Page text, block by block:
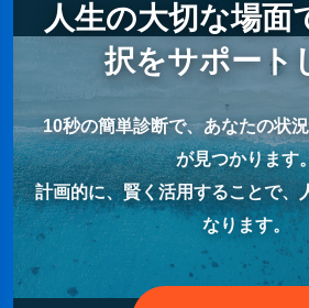
人生の大切な場面
択をサポート
10秒の簡単診断で、あなたの状
が見つかります
計画的に、賢く活用することで、
なります。